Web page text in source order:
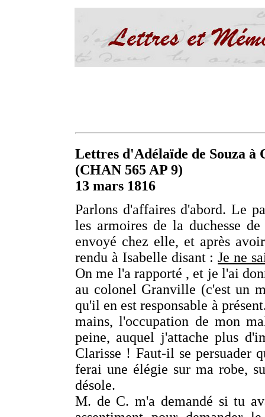
Lettres d'Adélaïde de Souza à
(CHAN 565 AP 9)
13 mars 1816
Parlons d'affaires d'abord. Le
les armoires de la duchesse
envoyé chez elle, et après
rendu à Isabelle disant :Je ne
On me l'a rapporté , et je l'ai
au colonel Granville (c'est un
qu'il en est responsable à
mains, l'occupation de mon
peine, auquel j'attache plus
Clarisse ! Faut-il se persuader
ferai une élégie sur ma robe,
désole.
M. de C. m'a demandé si tu